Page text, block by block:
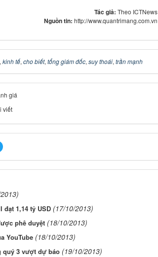
Tác giả:Theo ICTNews
Nguồn tin:http://www.quantrimang.com.vn
kinh tế, cho biết, tổng giám đốc, suy thoái, trần mạnh
giá
viết
1,14 tỷ USD (17/10/2013)
phê duyệt (18/10/2013)
YouTube (18/10/2013)
quý 3 vượt dự báo (19/10/2013)